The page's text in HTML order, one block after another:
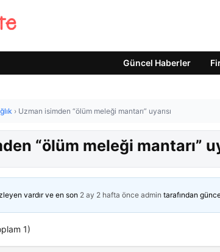
Güncel Haberler
› Uzman isimden “ölüm meleği mantarı” uyarısı
“ölüm meleği mantarı”
vardır ve en son 2 ay 2 hafta önce admin tarafından
1)